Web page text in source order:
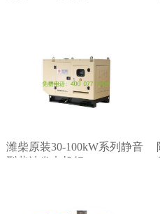
潍柴原装30-100kW系列静音
型柴油发电机组